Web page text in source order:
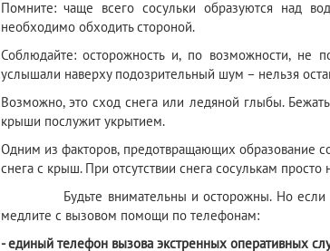
Помните: чаще всего сосульки образуются над
необходимо обходить стороной.
Соблюдайте: осторожность и, по возможности, не
услышали наверху подозрительный шум – нельзя
Возможно, это сход снега или ледяной глыбы.
крыши послужит укрытием.
Одним из факторов, предотвращающих образование
снега с крыш. При отсутствии снега сосулькам
Будьте внимательны и осторожны. Но
медлите с вызовом помощи по телефонам:
- единый телефон вызова экстренных оперативных